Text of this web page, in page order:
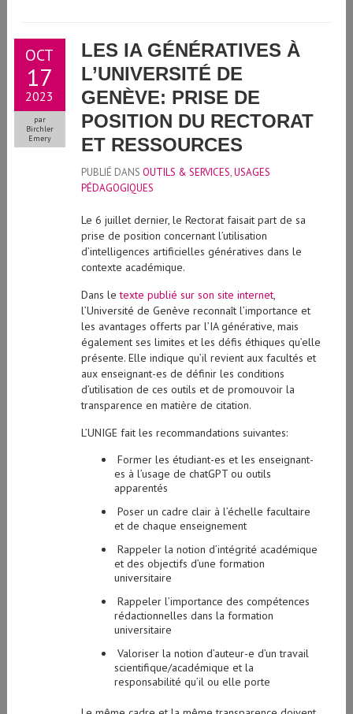
OCT
17
2023
par
Birchler
Emery
LES IA GÉNÉRATIVES À
L’UNIVERSITÉ DE
GENÈVE: PRISE DE
POSITION DU RECTORAT
ET RESSOURCES
PUBLIÉ DANS OUTILS & SERVICES,USAGES
PÉDAGOGIQUES
Le 6 juillet dernier, le Rectorat faisait part de sa
prise de position concernant l’utilisation
d’intelligences artificielles génératives dans le
contexte académique.
Dans letexte publié sur son site internet,
l’Université de Genève reconnaît l’importance et
les avantages offerts par l’IA générative, mais
également ses limites et les défis éthiques qu’elle
présente. Elle indique qu’il revient aux facultés et
aux enseignant-es de définir les conditions
d’utilisation de ces outils et de promouvoir la
transparence en matière de citation.
L’UNIGE fait les recommandations suivantes:
Former les étudiant-es et les enseignant-
es à l’usage de chatGPT ou outils
apparentés
Poser un cadre clair à l’échelle facultaire
et de chaque enseignement
Rappeler la notion d’intégrité académique
et des objectifs d’une formation
universitaire
Rappeler l’importance des compétences
rédactionnelles dans la formation
universitaire
Valoriser la notion d’auteur-e d’un travail
scientifique/académique et la
responsabilité qu’il ou elle porte